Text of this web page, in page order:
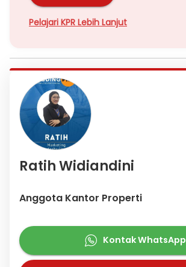
Pelajari KPR Lebih Lanjut
Ratih Widiandini
Anggota Kantor Properti
Kontak WhatsApp